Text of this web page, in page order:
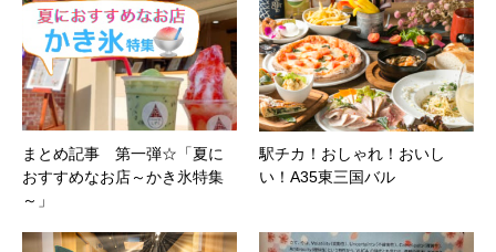
まとめ記事 第一弾☆「夏に
おすすめなお店～かき氷特集
～」
駅チカ！おしゃれ！おいし
い！A35東三国バル